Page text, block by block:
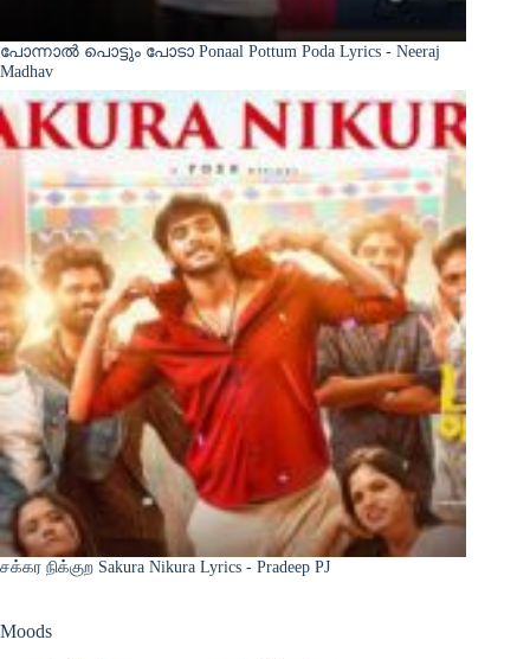
പോന്നാൽ പൊട്ടും പോടാ Ponaal Pottum Poda Lyrics - Neeraj
Madhav
சக்கர நிக்குற Sakura Nikura Lyrics - Pradeep PJ
Moods